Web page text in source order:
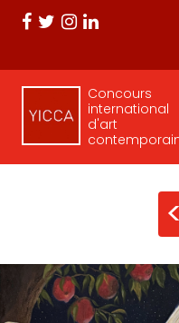
Concours
international
d'art
<